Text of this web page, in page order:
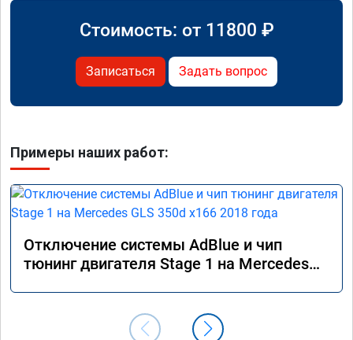
Стоимость: от 11800 ₽
Записаться Задать вопрос
Примеры наших работ:
Отключение системы AdBlue и чип
тюнинг двигателя Stage 1 на Mercedes